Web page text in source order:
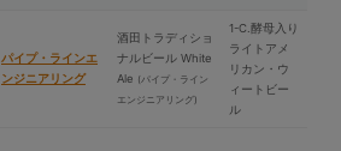
パイプ・ラインエ
ンジニアリング
酒⽥トラディショ
ナルビール White
Ale (パイプ・ライン
エンジニアリング)
1-C.酵⺟入り
ライトアメ
リカン・ウ
ィートビー
ル